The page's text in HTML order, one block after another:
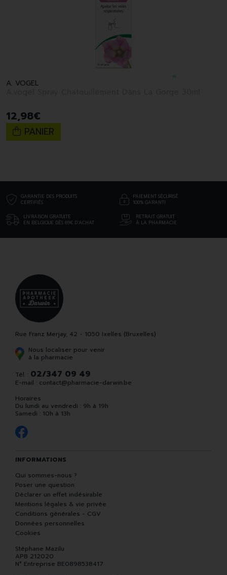
A. VOGEL
12,98€
PANIER
GARANTIE DES PRODUITS
CERTIFIÉS
PAIEMENT SÉCURISÉ
100% GARANTI
LIVRAISON GRATUITE
EN BELGIQUE DÈS 69€ D’ACHAT
RETRAIT GRATUIT
À LA PHARMACIE
Rue Franz Merjay, 42 - 1050 Ixelles (Bruxelles)
Nous localiser pour venir
à la pharmacie
Tél. : 02/347 09 49
E-mail : contact@pharmacie-darwin.be
Horaires
Du lundi au vendredi : 9h à 19h
Samedi : 10h à 13h
INFORMATIONS
Qui sommes-nous ?
Poser une question
Déclarer un effet indésirable
Mentions légales & vie privée
Conditions générales - CGV
Données personnelles
Cookies
Stéphane Mazilu
APB 212020
N° Entreprise BE0898538417